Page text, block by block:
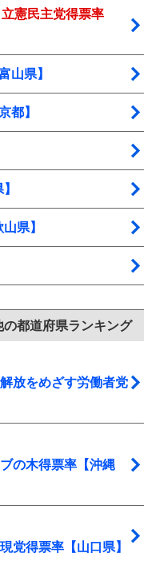
憲民主党得票率
山県】
都】
県】
都道府県ランキング
放をめざす労働者党
の木得票率【沖縄
党得票率【山口県】